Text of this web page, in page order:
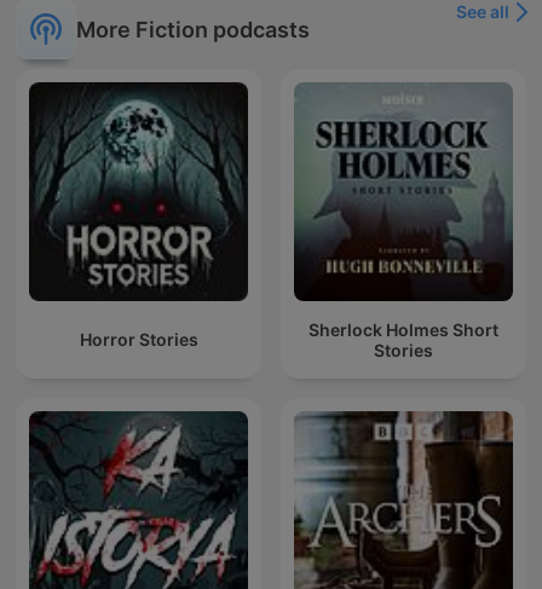
More Fiction podcasts
See all
Horror Stories
Sherlock Holmes Short
Stories